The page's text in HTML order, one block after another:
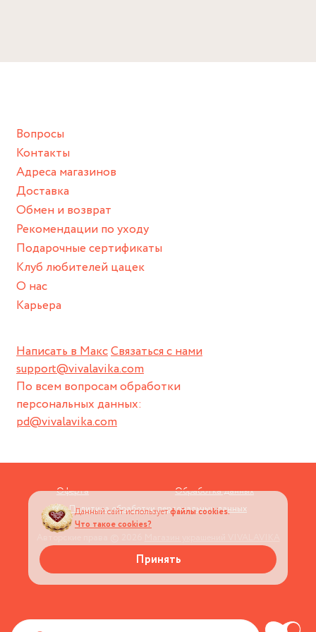
Снимайте ваше украшение перед купанием (и в море, и в
спортивный инвентарь).
Храните изделие в сухом месте.
Для надежного хранения мы доставляем все изделия в
нашей фирменной коробке или упаковке бренда.
Пожалуйста, используйте эту упаковку для хранения,
пока не носите украшение на себе.
Написать в МаксСвязаться с нами
support@vivalavika.com
По всем вопросам обработки
персональных данных:
pd@vivalavika.com
Вопросы
Контакты
Адреса магазинов
Доставка
Обмен и возврат
Рекомендации по уходу
Подарочные сертификаты
Клуб любителей цацек
О нас
Карьера
Оферта
Обработка данных
Политика обработки персональных данных
Данный сайт используетфайлы cookies.
Что такое cookies?
Принять